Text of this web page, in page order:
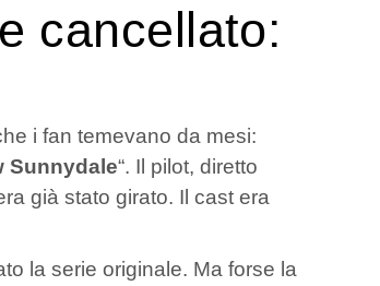
cancellato:
i fan temevano da mesi:
Sunnydale“. Il pilot, diretto
già stato girato. Il cast era
la serie originale. Ma forse la